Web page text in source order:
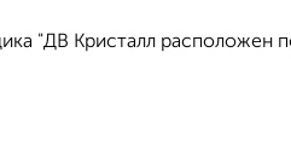
"ДВ Кристалл расположен